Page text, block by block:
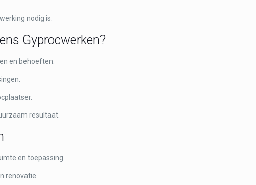
nodig is.
Gyprocwerken?
en behoeften.
resultaat.
en toepassing.
renovatie.